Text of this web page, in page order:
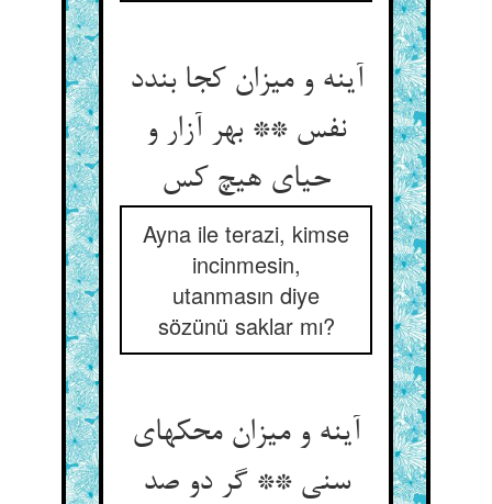
آینه و میزان کجا بندد
نفس ** بهر آزار و
Ayna ile terazi, kimse
incinmesin,
utanmasın diye
sözünü saklar mı?
آینه و میزان محکهای
سنی ** گر دو صد